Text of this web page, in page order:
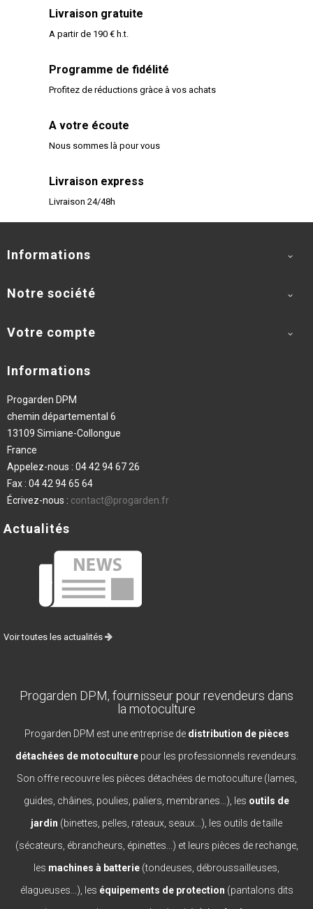
Livraison gratuite
A partir de 190 € h.t.
Programme de fidélité
Profitez de réductions gràce à vos achats
A votre écoute
Nous sommes là pour vous
Livraison express
Livraison 24/48h
Informations 
Notre société 
Votre compte 
Informations
Progarden DPM
chemin départemental 6
13109 Simiane-Collongue
France
Appelez-nous : 04 42 94 67 26
Fax : 04 42 94 65 64
Écrivez-nous : contact@progarden.fr
Actualités
Voir toutes les actualités
Progarden DPM, fournisseur pour revendeurs dans
la motoculture
Progarden DPM est une entreprise de distribution de pièces
détachées de motoculturepour les professionnels revendeurs.
Son offre recouvre les pièces détachées de motoculture (lames,
guides, châines, poulies, paliers, membranes...), les outils de
jardin (binettes, pelles, rateaux, seaux...), les outils de taille
(sécateurs, ébrancheurs, épinettes...) et leurs pièces de rechange,
les machines à batterie (tondeuses, débroussailleuses,
élagueuses...), les équipements de protection (pantalons dits